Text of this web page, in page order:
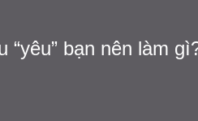
“yêu” bạn nên làm